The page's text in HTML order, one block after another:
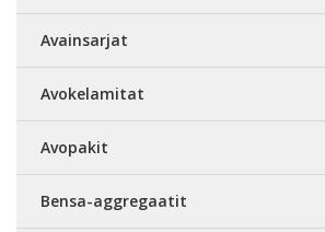
Avainsarjat
Avokelamitat
Avopakit
Bensa-aggregaatit